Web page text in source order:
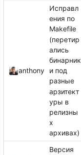
anthony
Исправл
ения по
Makefile
(перетир
ались
бинарник
и под
разные
арзитект
уры в
релизны
х
архивах)
Версия